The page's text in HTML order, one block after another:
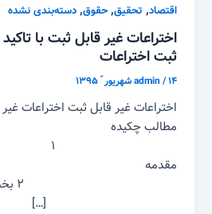
اقتصاد, تحقیق,حقوق,دسته‌بندی نشده
اختراعات غیر قابل ثبت با
ثبت اختراعات
admin/۱۴ شهریور ّ ۱۳۹۵
اختراعات غیر قابل ثبت اختراعات
مطالب
۱
۲
[…]